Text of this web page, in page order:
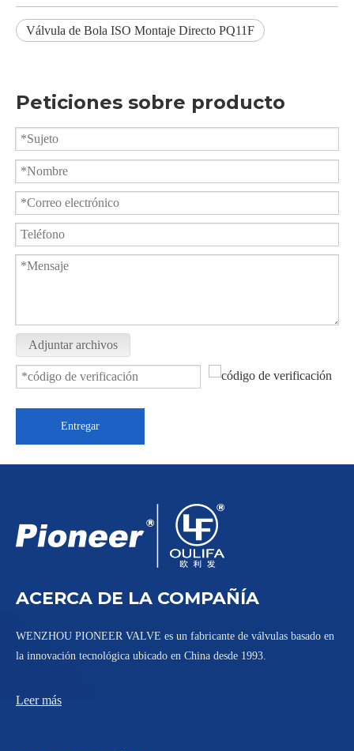
Válvula de Bola ISO Montaje Directo PQ11F
Peticiones sobre producto
Adjuntar archivos
Entregar
ACERCA DE LA COMPAÑÍA
WENZHOU PIONEER VALVE es un fabricante de válvulas basado en
la innovación tecnológica ubicado en China desde 1993.
Leer más